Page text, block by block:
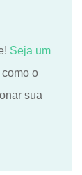
Seja um
o
sua